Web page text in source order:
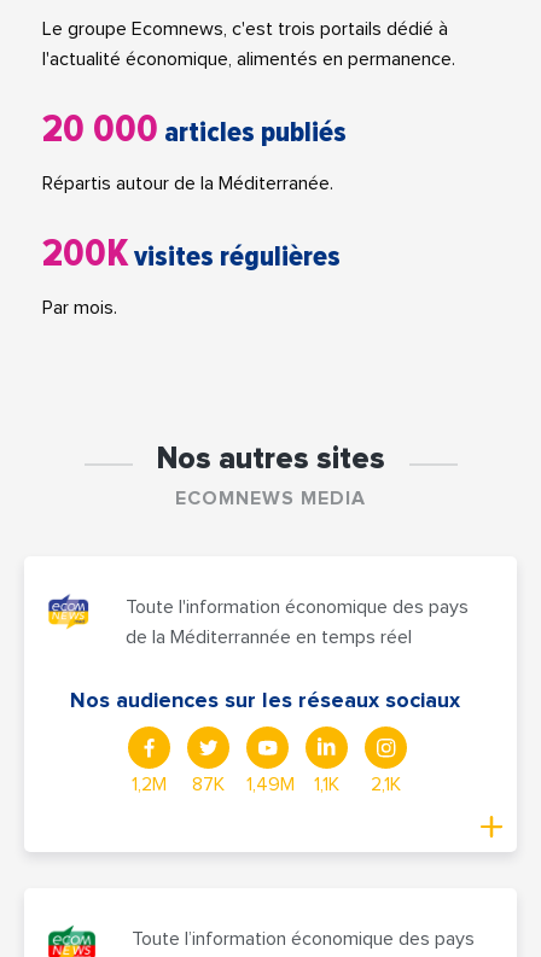
Le groupe Ecomnews, c'est trois portails dédié à
l'actualité économique, alimentés en permanence.
20 000 articles publiés
Répartis autour de la Méditerranée.
200Kvisites régulières
Par mois.
Nos autres sites
ECOMNEWS MEDIA
Toute l'information économique des pays
de la Méditerrannée en temps réel
Nos audiences sur les réseaux sociaux
1,2M 87K 1,49M 1,1K 2,1K
Toute l’information économique des pays